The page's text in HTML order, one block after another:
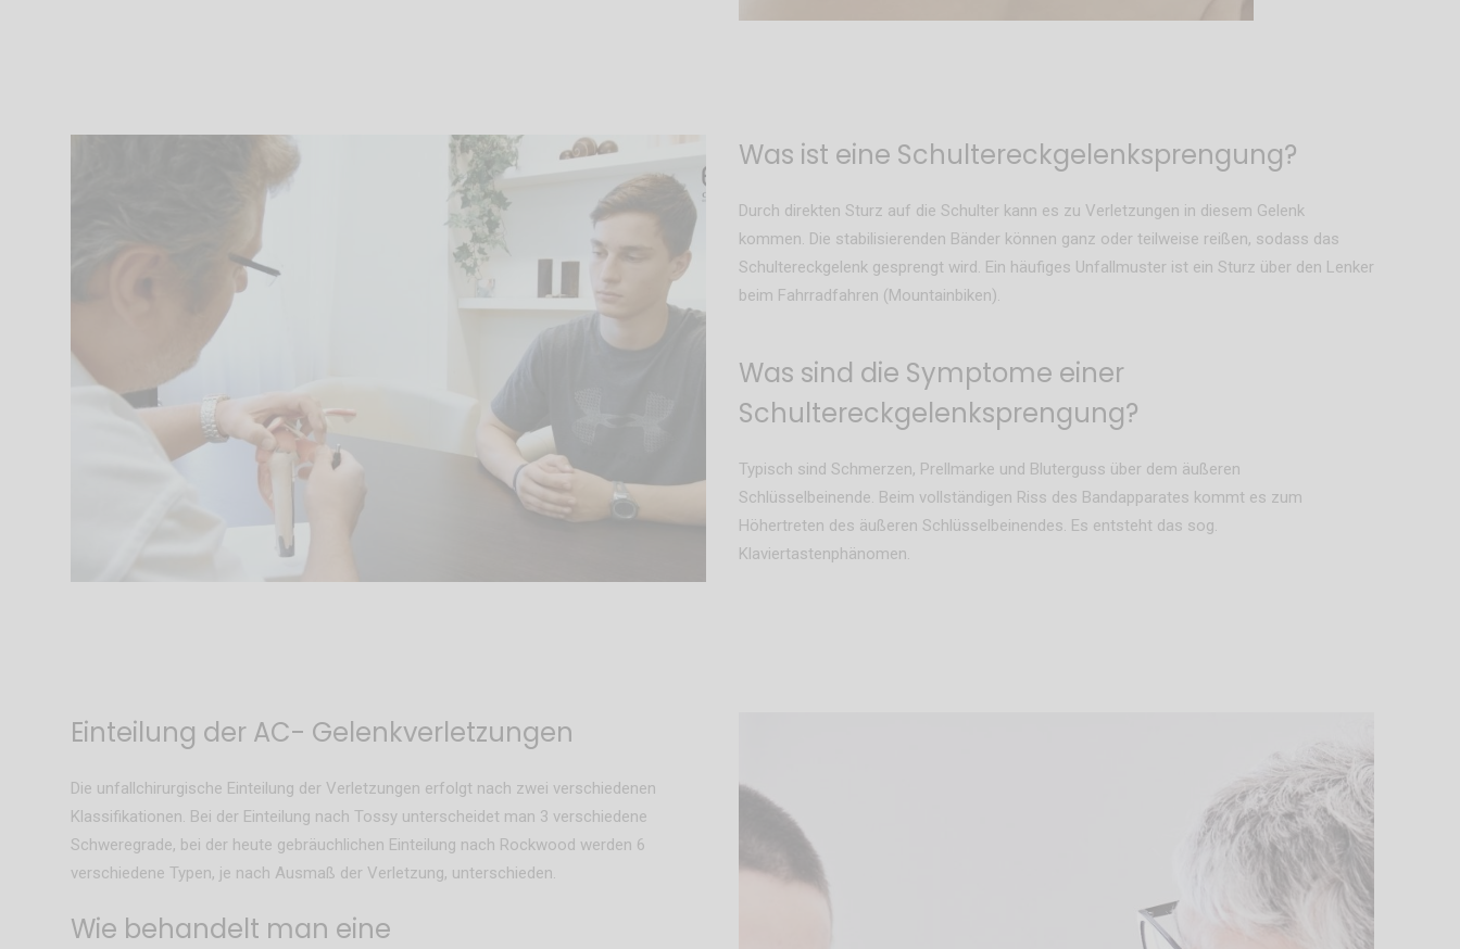
Was ist eine Schultereckgelenksprengung?
Durch direkten Sturz auf die Schulter kann es zu Verletzungen in diesem Gelenk
kommen. Die stabilisierenden Bänder können ganz oder teilweise reißen, sodass das
Schultereckgelenk gesprengt wird. Ein häufiges Unfallmuster ist ein Sturz über den Lenker
beim Fahrradfahren (Mountainbiken).
Was sind die Symptome einer
Schultereckgelenksprengung?
Typisch sind Schmerzen, Prellmarke und Bluterguss über dem äußeren
Schlüsselbeinende. Beim vollständigen Riss des Bandapparates kommt es zum
Höhertreten des äußeren Schlüsselbeinendes. Es entsteht das sog.
Klaviertastenphänomen.
Einteilung der AC- Gelenkverletzungen
Die unfallchirurgische Einteilung der Verletzungen erfolgt nach zwei verschiedenen
Klassifikationen. Bei der Einteilung nach Tossy unterscheidet man 3 verschiedene
Schweregrade, bei der heute gebräuchlichen Einteilung nach Rockwood werden 6
verschiedene Typen, je nach Ausmaß der Verletzung, unterschieden.
Wie behandelt man eine